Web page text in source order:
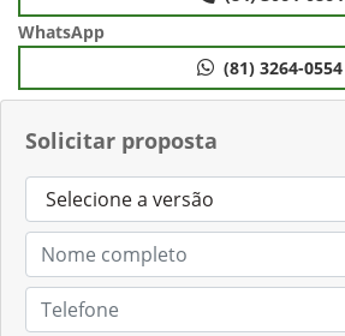
Solicitar proposta
WhatsApp
(81) 3264-0554